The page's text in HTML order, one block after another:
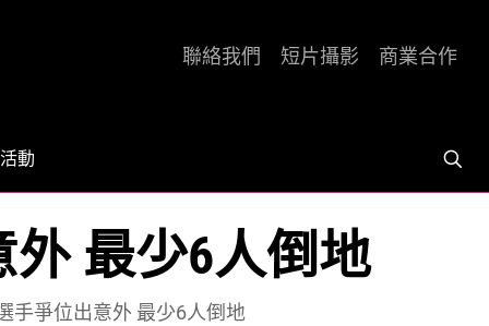
活動
聯絡我們 短片攝影 商業合作
最少6人倒地
手爭位出意外 最少6人倒地